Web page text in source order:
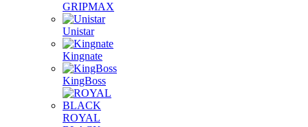
GRIPMAX
Unistar
Kingnate
KingBoss
ROYAL